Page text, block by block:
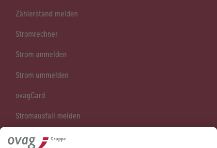
Zählerstand melden
Stromrechner
Strom anmelden
Strom ummelden
ovagCard
Stromausfall melden
Vertrag kündigen